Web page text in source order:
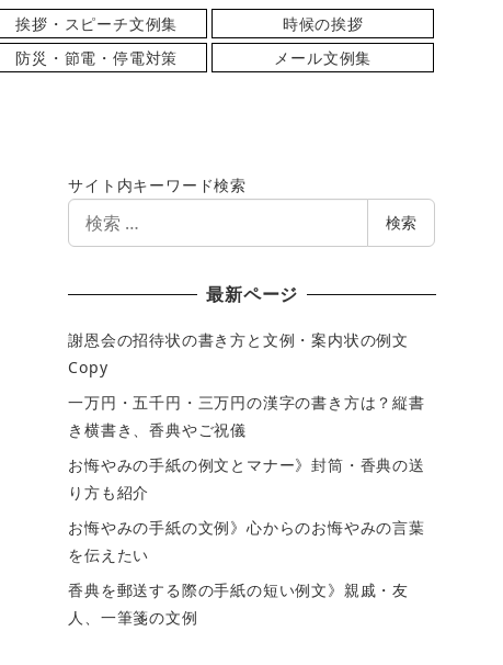
挨拶・スピーチ文例集
時候の挨拶
防災・節電・停電対策 メール文例集
サイト内キーワード検索
索
検索
最新ページ
謝恩会の招待状の書き方と文例・案内状の例文
Copy
一万円・五千円・三万円の漢字の書き方は？縦書
き横書き、香典やご祝儀
お悔やみの手紙の例文とマナー》封筒・香典の送
り方も紹介
お悔やみの手紙の文例》心からのお悔やみの言葉
を伝えたい
香典を郵送する際の手紙の短い例文》親戚・友
人、一筆箋の文例